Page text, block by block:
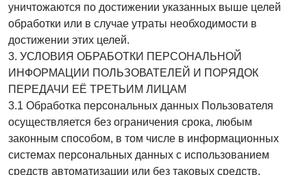
уничтожаются по достижении указанных выше целей
обработки или в случае утраты необходимости в
достижении этих целей.
3. УСЛОВИЯ ОБРАБОТКИ ПЕРСОНАЛЬНОЙ
ИНФОРМАЦИИ ПОЛЬЗОВАТЕЛЕЙ И ПОРЯДОК
ПЕРЕДАЧИ ЕЁ ТРЕТЬИМ ЛИЦАМ
3.1 Обработка персональных данных Пользователя
осуществляется без ограничения срока, любым
законным способом, в том числе в информационных
системах персональных данных с использованием
средств автоматизации или без таковых средств.